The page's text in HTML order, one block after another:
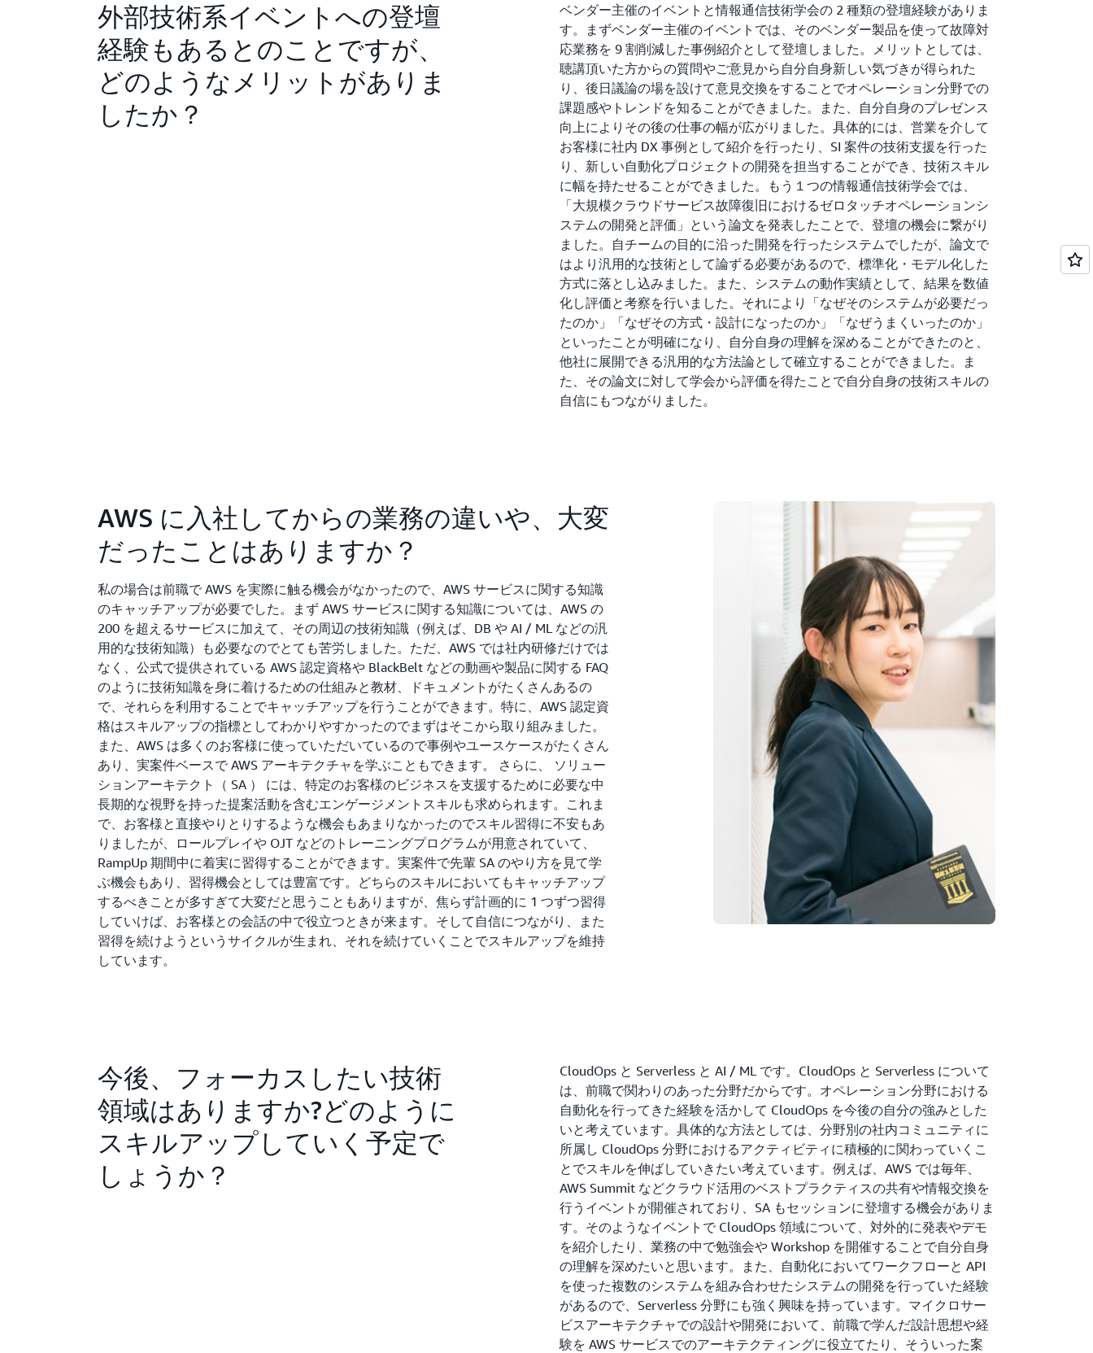
外部技術系イベントへの登壇
経験もあるとのことですが、
どのようなメリットがありま
したか？
ベンダー主催のイベントと情報通信技術学会の 2 種類の登壇経験がありま
す。まずベンダー主催のイベントでは、そのベンダー製品を使って故障対
応業務を 9 割削減した事例紹介として登壇しました。メリットとしては、
聴講頂いた方からの質問やご意見から自分自身新しい気づきが得られた
り、後日議論の場を設けて意見交換をすることでオペレーション分野での
課題感やトレンドを知ることができました。また、自分自身のプレゼンス
向上によりその後の仕事の幅が広がりました。具体的には、営業を介して
お客様に社内 DX 事例として紹介を行ったり、SI 案件の技術支援を行った
り、新しい自動化プロジェクトの開発を担当することができ、技術スキル
に幅を持たせることができました。もう１つの情報通信技術学会では、
「大規模クラウドサービス故障復旧におけるゼロタッチオペレーションシ
ステムの開発と評価」という論文を発表したことで、登壇の機会に繋がり
ました。自チームの目的に沿った開発を行ったシステムでしたが、論文で
はより汎用的な技術として論ずる必要があるので、標準化・モデル化した
方式に落とし込みました。また、システムの動作実績として、結果を数値
化し評価と考察を行いました。それにより「なぜそのシステムが必要だっ
たのか」「なぜその方式・設計になったのか」「なぜうまくいったのか」
といったことが明確になり、自分自身の理解を深めることができたのと、
他社に展開できる汎用的な方法論として確立することができました。ま
た、その論文に対して学会から評価を得たことで自分自身の技術スキルの
自信にもつながりました。
AWS に入社してからの業務の違いや、大変
だったことはありますか？
私の場合は前職で AWS を実際に触る機会がなかったので、AWS サービスに関する知識
のキャッチアップが必要でした。まず AWS サービスに関する知識については、AWS の
200 を超えるサービスに加えて、その周辺の技術知識（例えば、DB や AI / ML などの汎
用的な技術知識）も必要なのでとても苦労しました。ただ、AWS では社内研修だけでは
なく、公式で提供されている AWS 認定資格や BlackBelt などの動画や製品に関する FAQ
のように技術知識を身に着けるための仕組みと教材、ドキュメントがたくさんあるの
で、それらを利用することでキャッチアップを行うことができます。特に、AWS 認定資
格はスキルアップの指標としてわかりやすかったのでまずはそこから取り組みました。
また、AWS は多くのお客様に使っていただいているので事例やユースケースがたくさん
あり、実案件ベースで AWS アーキテクチャを学ぶこともできます。 さらに、 ソリュー
ションアーキテクト（ SA ） には、特定のお客様のビジネスを支援するために必要な中
長期的な視野を持った提案活動を含むエンゲージメントスキルも求められます。これま
で、お客様と直接やりとりするような機会もあまりなかったのでスキル習得に不安もあ
りましたが、ロールプレイや OJT などのトレーニングプログラムが用意されていて、
RampUp 期間中に着実に習得することができます。実案件で先輩 SA のやり方を見て学
ぶ機会もあり、習得機会としては豊富です。どちらのスキルにおいてもキャッチアップ
するべきことが多すぎて大変だと思うこともありますが、焦らず計画的に 1 つずつ習得
していけば、お客様との会話の中で役立つときが来ます。そして自信につながり、また
習得を続けようというサイクルが生まれ、それを続けていくことでスキルアップを維持
しています。
今後、フォーカスしたい技術
領域はありますか?どのように
スキルアップしていく予定で
しょうか？
CloudOps と Serverless と AI / ML です。CloudOps と Serverless について
は、前職で関わりのあった分野だからです。オペレーション分野における
自動化を行ってきた経験を活かして CloudOps を今後の自分の強みとした
いと考えています。具体的な方法としては、分野別の社内コミュニティに
所属し CloudOps 分野におけるアクティビティに積極的に関わっていくこ
とでスキルを伸ばしていきたい考えています。例えば、AWS では毎年、
AWS Summit などクラウド活用のベストプラクティスの共有や情報交換を
行うイベントが開催されており、SA もセッションに登壇する機会がありま
す。そのようなイベントで CloudOps 領域について、対外的に発表やデモ
を紹介したり、業務の中で勉強会や Workshop を開催することで自分自身
の理解を深めたいと思います。また、自動化においてワークフローと API
を使った複数のシステムを組み合わせたシステムの開発を行っていた経験
があるので、Serverless 分野にも強く興味を持っています。マイクロサー
ビスアーキテクチャでの設計や開発において、前職で学んだ設計思想や経
験を AWS サービスでのアーキテクティングに役立てたり、そういった案